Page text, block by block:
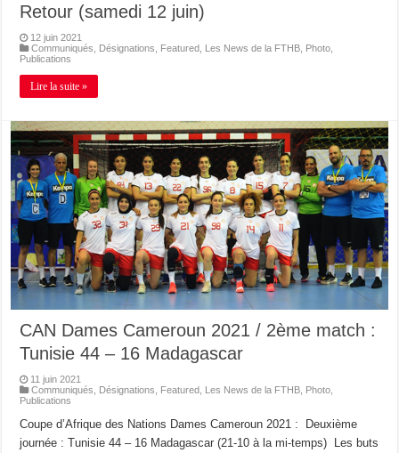
Retour (samedi 12 juin)
12 juin 2021
Communiqués
Désignations Featured Les News de la FTHB Photo
Publications
Lire la suite »
CAN Dames Cameroun 2021 / 2ème match :
Tunisie 44 – 16 Madagascar
11 juin 2021
Communiqués
Désignations Featured Les News de la FTHB Photo
Publications
Coupe d’Afrique des Nations Dames Cameroun 2021 : Deuxième
journée : Tunisie 44 – 16 Madagascar (21-10 à la mi-temps) Les buts